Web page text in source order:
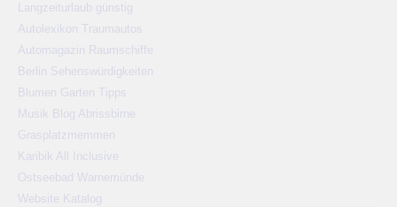
Langzeiturlaub günstig
Autolexikon Traumautos
Automagazin Raumschiffe
Berlin Sehenswürdigkeiten
Blumen Garten Tipps
Musik Blog Abrissbirne
Grasplatzmemmen
Karibik All Inclusive
Ostseebad Warnemünde
Website Katalog